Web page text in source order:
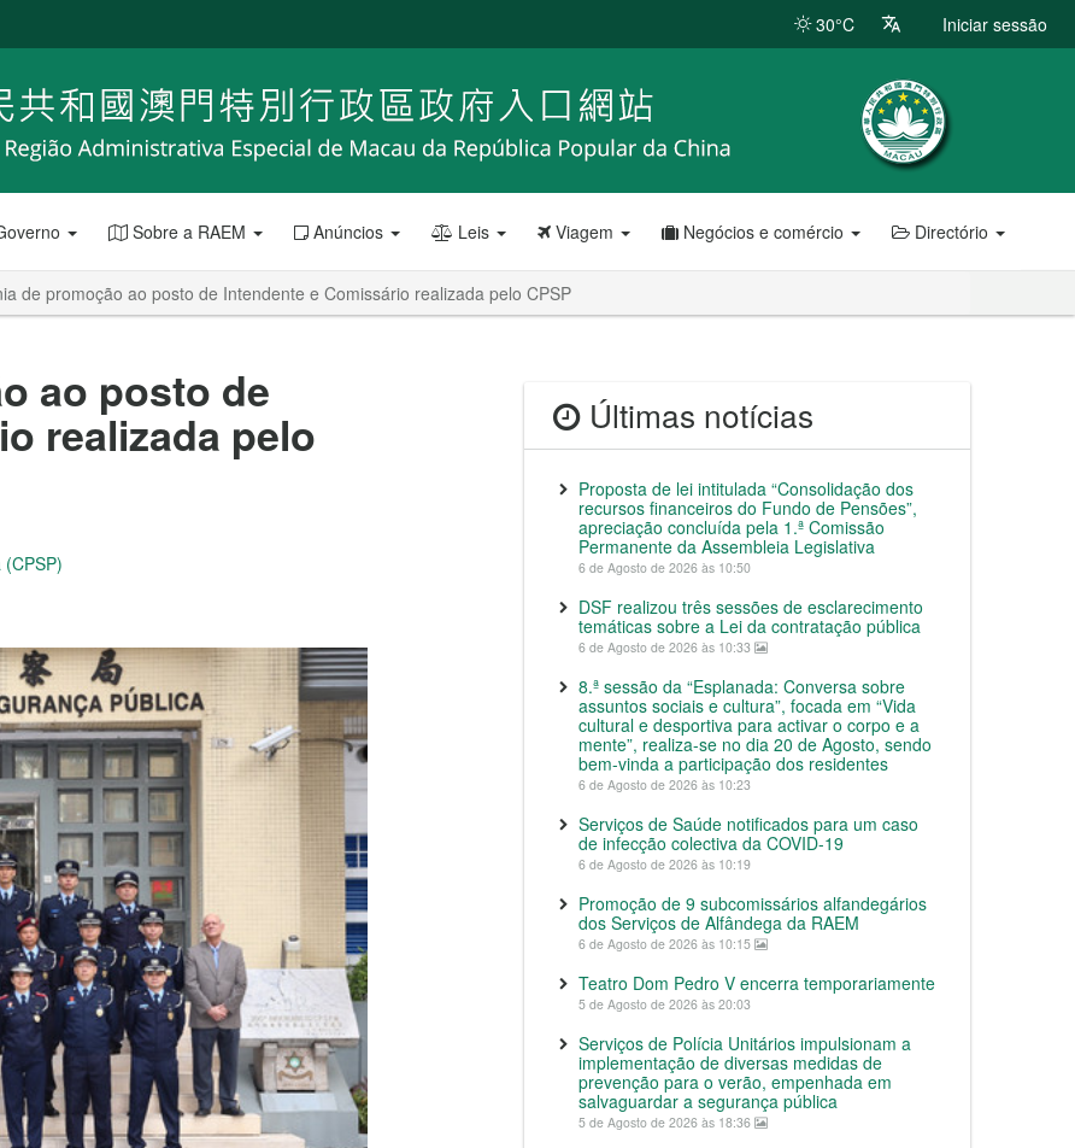
30°C Iniciar sessão
Sobre a RAEM Anúncios Leis Viagem Negócios e comércio Directório
de promoção ao posto de Intendente e Comissário realizada pelo CPSP
ao posto de
realizada pelo Últimas notícias
Proposta de lei intitulada “Consolidação dos
recursos financeiros do Fundo de Pensões”,
apreciação concluída pela 1.ª Comissão
Permanente da Assembleia Legislativa
6 de Agosto de 2026 às 10:50
DSF realizou três sessões de esclarecimento
temáticas sobre a Lei da contratação pública
6 de Agosto de 2026 às 10:33
8.ª sessão da “Esplanada: Conversa sobre
assuntos sociais e cultura”, focada em “Vida
cultural e desportiva para activar o corpo e a
mente”, realiza-se no dia 20 de Agosto, sendo
bem-vinda a participação dos residentes
6 de Agosto de 2026 às 10:23
Serviços de Saúde notificados para um caso
de infecção colectiva da COVID-19
6 de Agosto de 2026 às 10:19
Promoção de 9 subcomissários alfandegários
dos Serviços de Alfândega da RAEM
6 de Agosto de 2026 às 10:15
Teatro Dom Pedro V encerra temporariamente
5 de Agosto de 2026 às 20:03
Serviços de Polícia Unitários impulsionam a
implementação de diversas medidas de
prevenção para o verão, empenhada em
salvaguardar a segurança pública
5 de Agosto de 2026 às 18:36